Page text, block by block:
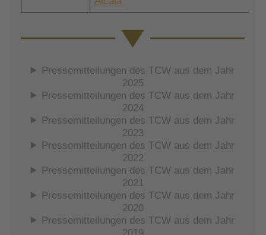
Pressemitteilungen des TCW aus dem Jahr
2025
Pressemitteilungen des TCW aus dem Jahr
2024
Pressemitteilungen des TCW aus dem Jahr
2023
Pressemitteilungen des TCW aus dem Jahr
2022
Pressemitteilungen des TCW aus dem Jahr
2021
Pressemitteilungen des TCW aus dem Jahr
2020
Pressemitteilungen des TCW aus dem Jahr
2019